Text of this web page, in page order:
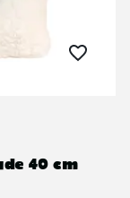
40 cm